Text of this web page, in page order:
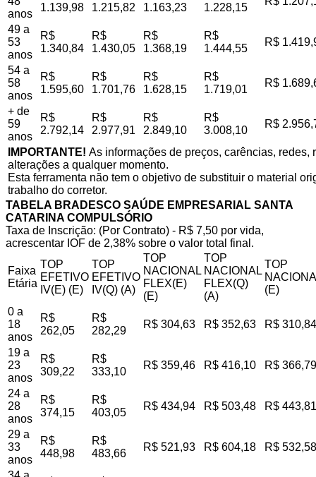
anos
1.139,98
1.215,82
1.163,23
1.228,15
49 a
53
anos
R$
1.340,84
R$
1.430,05
R$
1.368,19
R$
1.444,55
R$
54 a
58
anos
R$
1.595,60
R$
1.701,76
R$
1.628,15
R$
1.719,01
R$
+ de
59
anos
R$
2.792,14
R$
2.977,91
R$
2.849,10
R$
3.008,10
R$
IMPORTANTE! As informações de preços, carências,
alterações a qualquer momento.
Esta ferramenta não tem o objetivo de substituir o material
trabalho do corretor.
TABELA BRADESCO SAÚDE EMPRESARIAL SANTA
CATARINA COMPULSÓRIO
Taxa de Inscrição: (Por Contrato) - R$ 7,50 por vida,
acrescentar IOF de 2,38% sobre o valor total final.
Faixa
Etária
TOP
EFETIVO
IV(E) (E)
TOP
EFETIVO
IV(Q) (A)
TOP
NACIONAL
FLEX(E)
(E)
TOP
NACIONAL
FLEX(Q)
(A)
TOP
(E)
0 a
18
anos
R$
262,05
R$
282,29
R$ 304,63 R$ 352,63 R$ 310,84
19 a
23
anos
R$
309,22
R$
333,10
R$ 359,46 R$ 416,10 R$ 366,79
24 a
28
anos
R$
374,15
R$
403,05
R$ 434,94 R$ 503,48 R$ 443,81
29 a
33
anos
R$
448,98
R$
483,66
R$ 521,93 R$ 604,18 R$ 532,58